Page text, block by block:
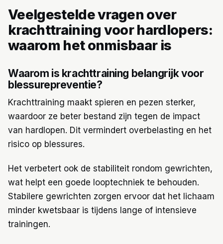
Veelgestelde vragen over
krachttraining voor hardlopers:
waarom het onmisbaar is
Waarom is krachttraining belangrijk voor
blessurepreventie?
Krachttraining maakt spieren en pezen sterker,
waardoor ze beter bestand zijn tegen de impact
van hardlopen. Dit vermindert overbelasting en het
risico op blessures.
Het verbetert ook de stabiliteit rondom gewrichten,
wat helpt een goede looptechniek te behouden.
Stabilere gewrichten zorgen ervoor dat het lichaam
minder kwetsbaar is tijdens lange of intensieve
trainingen.